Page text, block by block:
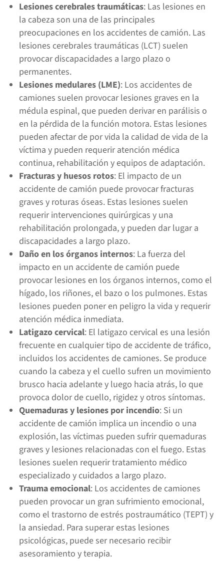
Lesiones cerebrales traumáticas: Las lesiones en
la cabeza son una de las principales
preocupaciones en los accidentes de camión. Las
lesiones cerebrales traumáticas (LCT) suelen
provocar discapacidades a largo plazo o
permanentes.
Lesiones medulares (LME): Los accidentes de
camiones suelen provocar lesiones graves en la
médula espinal, que pueden derivar en parálisis o
en la pérdida de la función motora. Estas lesiones
pueden afectar de por vida la calidad de vida de la
víctima y pueden requerir atención médica
continua, rehabilitación y equipos de adaptación.
Fracturas y huesos rotos: El impacto de un
accidente de camión puede provocar fracturas
graves y roturas óseas. Estas lesiones suelen
requerir intervenciones quirúrgicas y una
rehabilitación prolongada, y pueden dar lugar a
discapacidades a largo plazo.
Daño en los órganos internos: La fuerza del
impacto en un accidente de camión puede
provocar lesiones en los órganos internos, como el
hígado, los riñones, el bazo o los pulmones. Estas
lesiones pueden poner en peligro la vida y requerir
atención médica inmediata.
Latigazo cervical: El latigazo cervical es una lesión
frecuente en cualquier tipo de accidente de tráfico,
incluidos los accidentes de camiones. Se produce
cuando la cabeza y el cuello sufren un movimiento
brusco hacia adelante y luego hacia atrás, lo que
provoca dolor de cuello, rigidez y otros síntomas.
Quemaduras y lesiones por incendio: Si un
accidente de camión implica un incendio o una
explosión, las víctimas pueden sufrir quemaduras
graves y lesiones relacionadas con el fuego. Estas
lesiones suelen requerir tratamiento médico
especializado y cuidados a largo plazo.
Trauma emocional: Los accidentes de camiones
pueden provocar un gran sufrimiento emocional,
como el trastorno de estrés postraumático (TEPT) y
la ansiedad. Para superar estas lesiones
psicológicas, puede ser necesario recibir
asesoramiento y terapia.